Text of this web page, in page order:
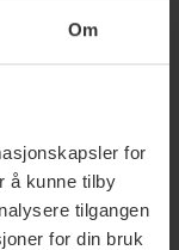
Om
for
å kunne tilby
tilgangen
for din bruk